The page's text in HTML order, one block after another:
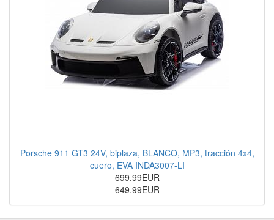
Porsche 911 GT3 24V, biplaza, BLANCO, MP3, tracción 4x4,
cuero, EVA INDA3007-LI
699.99EUR
649.99EUR